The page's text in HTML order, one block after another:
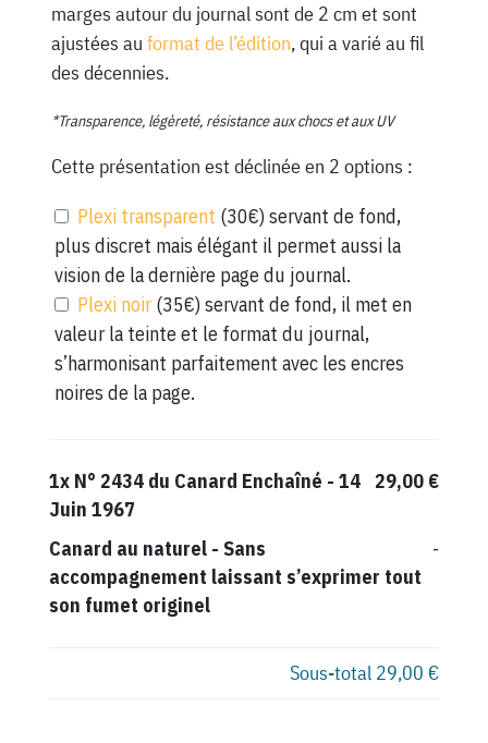
marges autour du journal sont de 2 cm et sont
ajustées au format de l’édition, qui a varié au fil
des décennies.
*Transparence, légèreté, résistance aux chocs et aux UV
Cette présentation est déclinée en 2 options :
Plexi transparent (30€) servant de fond,
plus discret mais élégant il permet aussi la
vision de la dernière page du journal.
Plexi noir (35€) servant de fond, il met en
valeur la teinte et le format du journal,
s’harmonisant parfaitement avec les encres
noires de la page.
1x N° 2434 du Canard Enchaîné - 14
Juin 1967
29,00 €
Canard au naturel- Sans
accompagnement laissant s’exprimer tout
son fumet originel
-
Sous-total 29,00 €